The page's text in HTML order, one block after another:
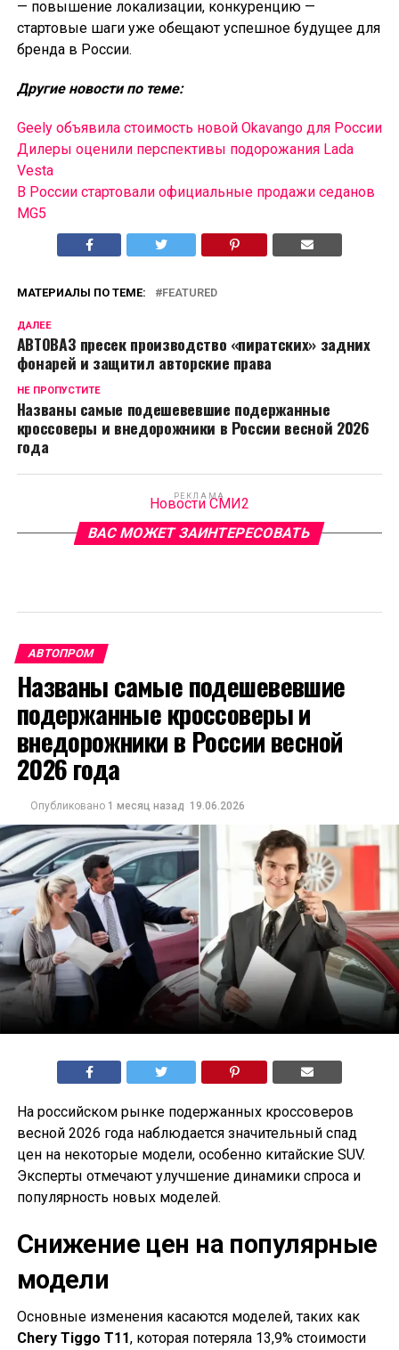
— повышение локализации, конкуренцию —
стартовые шаги уже обещают успешное будущее для
бренда в России.
Другие новости по теме:
Geely объявила стоимость новой Okavango для России
Дилеры оценили перспективы подорожания Lada
Vesta
В России cтартовали официальные продажи седанов
MG5
МАТЕРИАЛЫ ПО ТЕМЕ: FEATURED
ДАЛЕЕ
АВТОВАЗ пресек производство «пиратских» задних
фонарей и защитил авторские права
НЕ ПРОПУСТИТЕ
Названы самые подешевевшие подержанные
кроссоверы и внедорожники в России весной 2026
года
РЕКЛАМА
Новости СМИ2
ВАС МОЖЕТ ЗАИНТЕРЕСОВАТЬ
АВТОПРОМ
Названы самые подешевевшие
подержанные кроссоверы и
внедорожники в России весной
2026 года
Опубликовано 1 месяц назад 19.06.2026
На российском рынке подержанных кроссоверов
весной 2026 года наблюдается значительный спад
цен на некоторые модели, особенно китайские SUV.
Эксперты отмечают улучшение динамики спроса и
популярность новых моделей.
Снижение цен на популярные
модели
Основные изменения касаются моделей, таких как
Chery Tiggo T11, которая потеряла 13,9% стоимости